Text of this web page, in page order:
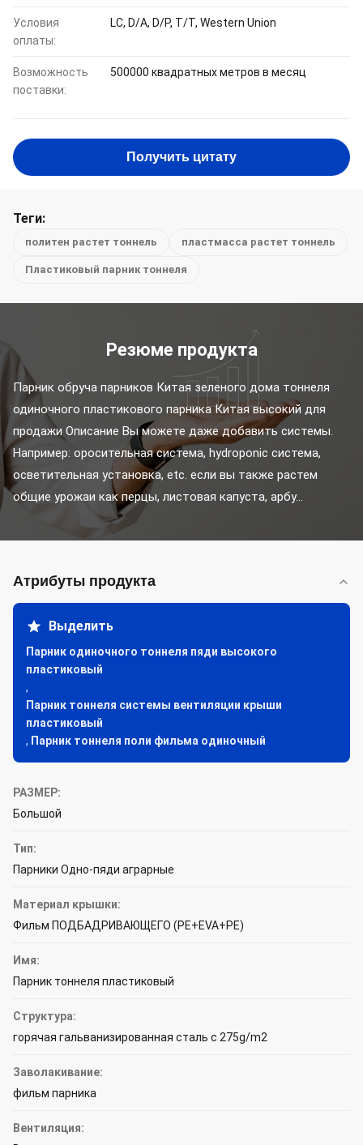
Условия
оплаты:
LC, D/A, D/P, T/T, Western Union
Возможность
поставки:
500000 квадратных метров в месяц
Получить цитату
Теги:
политен растет тоннель пластмасса растет тоннель
Пластиковый парник тоннеля
Резюме продукта
Парник обруча парников Китая зеленого дома тоннеля
одиночного пластикового парника Китая высокий для
продажи Описание Вы можете даже добавить системы.
Например: оросительная система, hydroponic система,
осветительная установка, etc. если вы также растем
общие урожаи как перцы, листовая капуста, арбу...
Атрибуты продукта
Выделить
Парник одиночного тоннеля пяди высокого
пластиковый
,
Парник тоннеля системы вентиляции крыши
пластиковый
, Парник тоннеля поли фильма одиночный
РАЗМЕР:
Большой
Тип:
Парники Одно-пяди аграрные
Материал крышки:
Фильм ПОДБАДРИВАЮЩЕГО (PE+EVA+PE)
Имя:
Парник тоннеля пластиковый
Структура:
горячая гальванизированная сталь с 275g/m2
Заволакивание:
фильм парника
Вентиляция: